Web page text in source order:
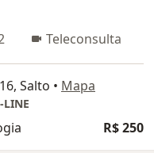
Teleconsulta
Salto • Mapa
LINE
R$ 250